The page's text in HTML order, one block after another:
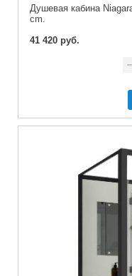
Душевая кабина
cm.
41 420 руб.